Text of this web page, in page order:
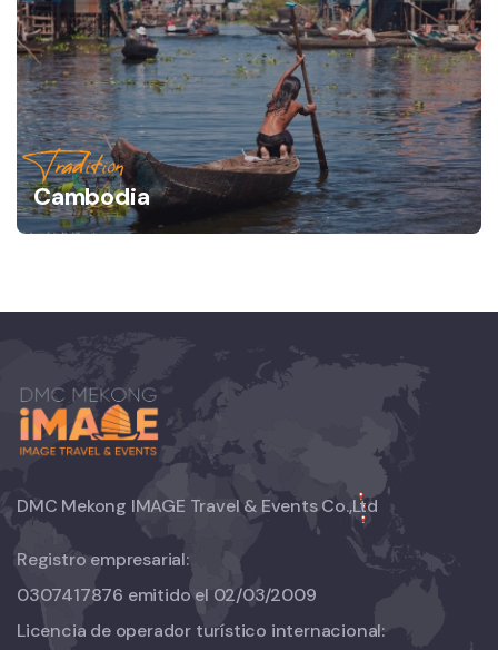
Tradition
Cambodia
DMC Mekong IMAGE Travel & Events Co.,Ltd
Registro empresarial:
0307417876 emitido el 02/03/2009
Licencia de operador turístico internacional: